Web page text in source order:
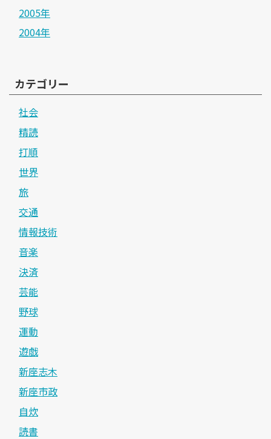
2005年
2004年
カテゴリー
社会
精読
打順
世界
旅
交通
情報技術
音楽
決済
芸能
野球
運動
遊戯
新座志木
新座市政
自炊
読書